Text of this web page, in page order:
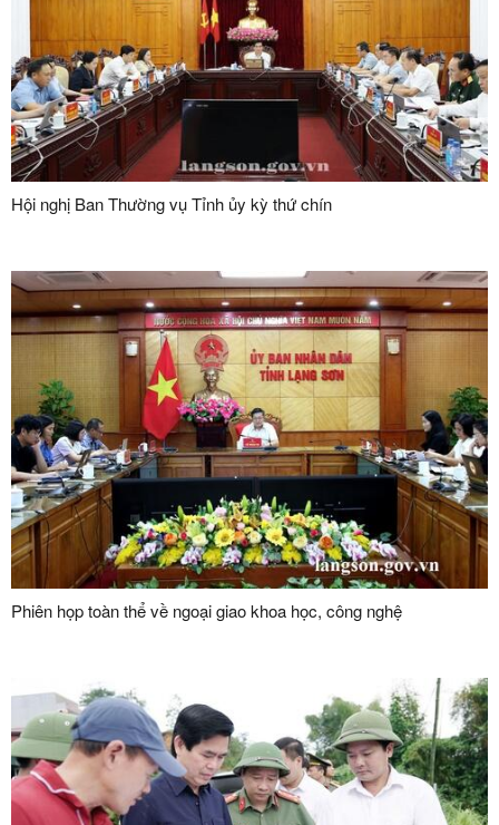
Hội nghị Ban Thường vụ Tỉnh ủy kỳ thứ chín
Phiên họp toàn thể về ngoại giao khoa học, công nghệ